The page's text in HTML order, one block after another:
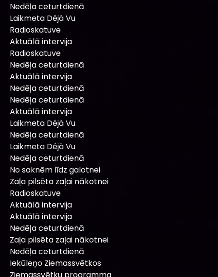
Nedēļa ceturtdienā
Laikmeta Déjà Vu
Radioskatuve
Aktuālā intervija
Radioskatuve
Nedēļa ceturtdienā
Aktuālā intervija
Nedēļa ceturtdienā
Nedēļa ceturtdienā
Aktuālā intervija
Laikmeta Déjà Vu
Nedēļa ceturtdienā
Laikmeta Déjà Vu
Nedēļa ceturtdienā
No saknēm līdz galotnei
Zaļa pilsēta zaļai nākotnei
Radioskatuve
Aktuālā intervija
Aktuālā intervija
Nedēļa ceturtdienā
Zaļa pilsēta zaļai nākotnei
Nedēļa ceturtdienā
Iekūleņo Ziemassvētkos
Ziemassvētku programma